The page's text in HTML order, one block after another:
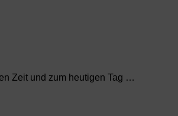
Zeit und zum heutigen Tag …